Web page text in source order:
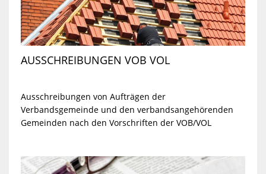
AUSSCHREIBUNGEN VOB VOL
Ausschreibungen von Aufträgen der
Verbandsgemeinde und den verbandsangehörenden
Gemeinden nach den Vorschriften der VOB/VOL